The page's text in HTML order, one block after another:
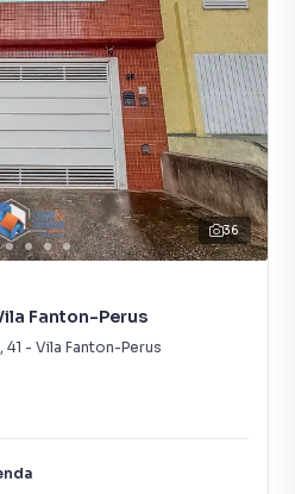
36
Fanton-Perus
, 41 - Vila Fanton-Perus